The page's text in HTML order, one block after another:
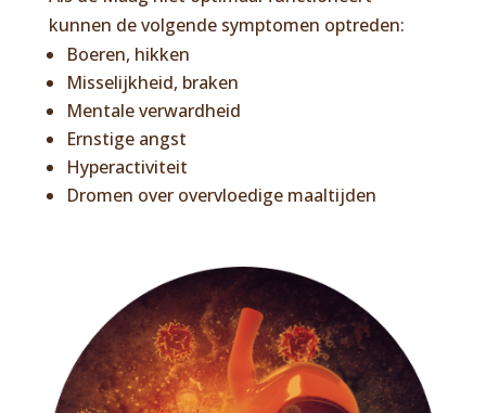
kunnen de volgende symptomen optreden:
Boeren, hikken
Misselijkheid, braken
Mentale verwardheid
Ernstige angst
Hyperactiviteit
Dromen over overvloedige maaltijden